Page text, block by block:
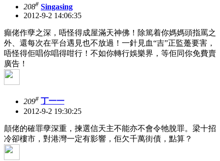
208# Singasing
2012-9-2 14:06:35
癲佬作孽之深，唔怪得成屋滿天神佛！除篤着你媽媽頭指罵之
外、還每次在平台遇見也不放過！一針見血“吉”正監躉要害，
唔怪得佢唱你唱得咁行！不如你轉行娛樂界，等佢同你免費賣
廣告！
209# 丁一一
2012-9-2 19:30:25
顛佬的確罪孽深重，揀選信天主不能亦不會令牠脫罪。梁十招
冷卻樓市，對港灣一定有影響，佢欠千萬街債，點算？